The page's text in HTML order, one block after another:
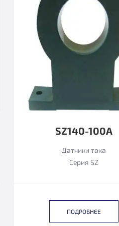
SZ140-100А
Датчики тока
Серия SZ
ПОДРОБНЕЕ